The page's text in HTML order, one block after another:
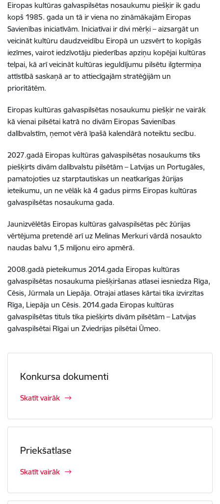
Eiropas kultūras galvaspilsētas nosaukumu piešķir ik gadu
kopš 1985. gada un tā ir viena no zināmākajām Eiropas
Savienības iniciatīvām. Iniciatīvai ir divi mērķi – aizsargāt un
veicināt kultūru daudzveidību Eiropā un uzsvērt to kopīgās
iezīmes, vairot iedzīvotāju piederības apziņu kopējai kultūras
telpai, kā arī veicināt kultūras ieguldījumu pilsētu ilgtermiņa
attīstībā saskaņā ar to attiecīgajām stratēģijām un
prioritātēm.
Eiropas kultūras galvaspilsētas nosaukumu piešķir ne vairāk
kā vienai pilsētai katrā no divām Eiropas Savienības
dalībvalstīm, ņemot vērā īpašā kalendārā noteiktu secību.
2027.gadā Eiropas kultūras galvaspilsētas nosaukums tiks
piešķirts divām dalībvalstu pilsētām – Latvijas un Portugāles,
pamatojoties uz starptautiskas un neatkarīgas žūrijas
ieteikumu, un ne vēlāk kā 4 gadus pirms Eiropas kultūras
galvaspilsētas nosaukuma gada.
Jaunizvēlētās Eiropas kultūras galvaspilsētas pēc žūrijas
vērtējuma pretendē arī uz Melinas Merkuri vārdā nosaukto
naudas balvu 1,5 miljonu eiro apmērā.
2008.gadā pieteikumus 2014.gada Eiropas kultūras
galvaspilsētas nosaukuma piešķiršanas atlasei iesniedza Rīga,
Cēsis, Jūrmala un Liepāja. Otrajai atlases kārtai tika izvirzītas
Rīga, Liepāja un Cēsis. 2014.gada Eiropas kultūras
galvaspilsētas tituls tika piešķirts divām pilsētām – Latvijas
galvaspilsētai Rīgai un Zviedrijas pilsētai Ūmeo.
Konkursa dokumenti
Skatīt vairāk
Priekšatlase
Skatīt vairāk